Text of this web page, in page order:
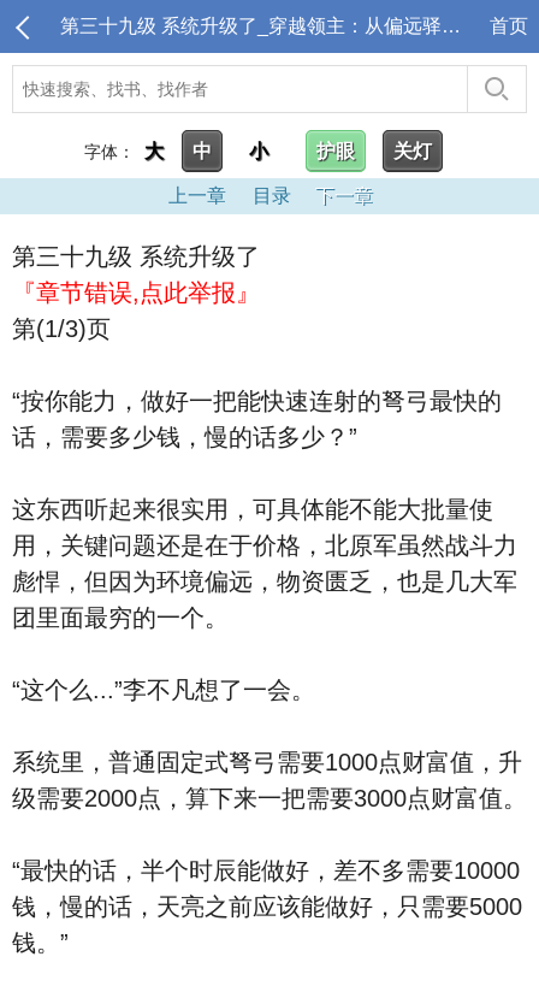
第三十九级 系统升级了_穿越领主：从偏远驿站开始 首页
字体： 大 中 小 护眼 关灯
上一章 目录 下一章
第三十九级 系统升级了
『章节错误,点此举报』
第(1/3)页
“按你能力，做好一把能快速连射的弩弓最快的
话，需要多少钱，慢的话多少？”
这东西听起来很实用，可具体能不能大批量使
用，关键问题还是在于价格，北原军虽然战斗力
彪悍，但因为环境偏远，物资匮乏，也是几大军
团里面最穷的一个。
“这个么...”李不凡想了一会。
系统里，普通固定式弩弓需要1000点财富值，升
级需要2000点，算下来一把需要3000点财富值。
“最快的话，半个时辰能做好，差不多需要10000
钱，慢的话，天亮之前应该能做好，只需要5000
钱。”